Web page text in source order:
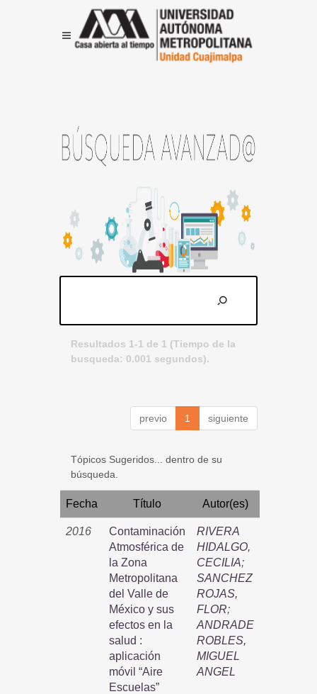
Resultados 1-1 de 1 (Tiempo de la
busqueda: 0.001 segundos).
previo 1 siguiente
Tópicos Sugeridos... dentro de su
búsqueda.
Fecha Título Autor(es)
2016
Contaminación
Atmosférica de
la Zona
Metropolitana
del Valle de
México y sus
efectos en la
salud :
aplicación
móvil “Aire
Escuelas”
RIVERA
HIDALGO,
CECILIA;
SANCHEZ
ROJAS,
FLOR;
ANDRADE
ROBLES,
MIGUEL
ANGEL